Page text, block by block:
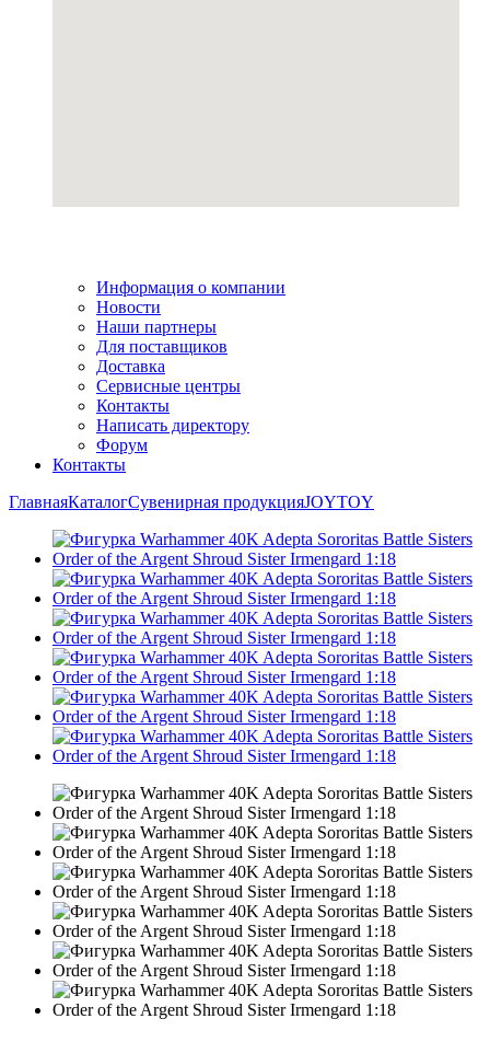
Информация о компании
Новости
Наши партнеры
Для поставщиков
Доставка
Сервисные центры
Контакты
Написать директору
Форум
Контакты
ГлавнаяКаталогСувенирная продукцияJOYTOY